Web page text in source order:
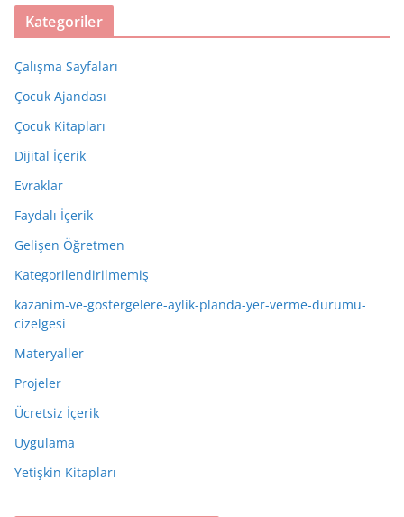
Kategoriler
Çalışma Sayfaları
Çocuk Ajandası
Çocuk Kitapları
Dijital İçerik
Evraklar
Faydalı İçerik
Gelişen Öğretmen
Kategorilendirilmemiş
kazanim-ve-gostergelere-aylik-planda-yer-verme-durumu-
cizelgesi
Materyaller
Projeler
Ücretsiz İçerik
Uygulama
Yetişkin Kitapları